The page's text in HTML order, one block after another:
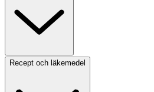
Recept och läkemedel